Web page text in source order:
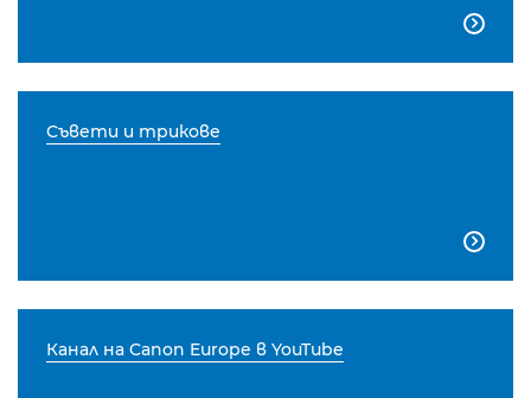

Съвети и трикове

Канал на Canon Europe в YouTube